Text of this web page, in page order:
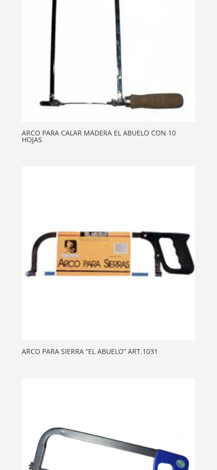
ARCO PARA CALAR MADERA EL ABUELO CON 10
HOJAS
ARCO PARA SIERRA “EL ABUELO” ART.1031